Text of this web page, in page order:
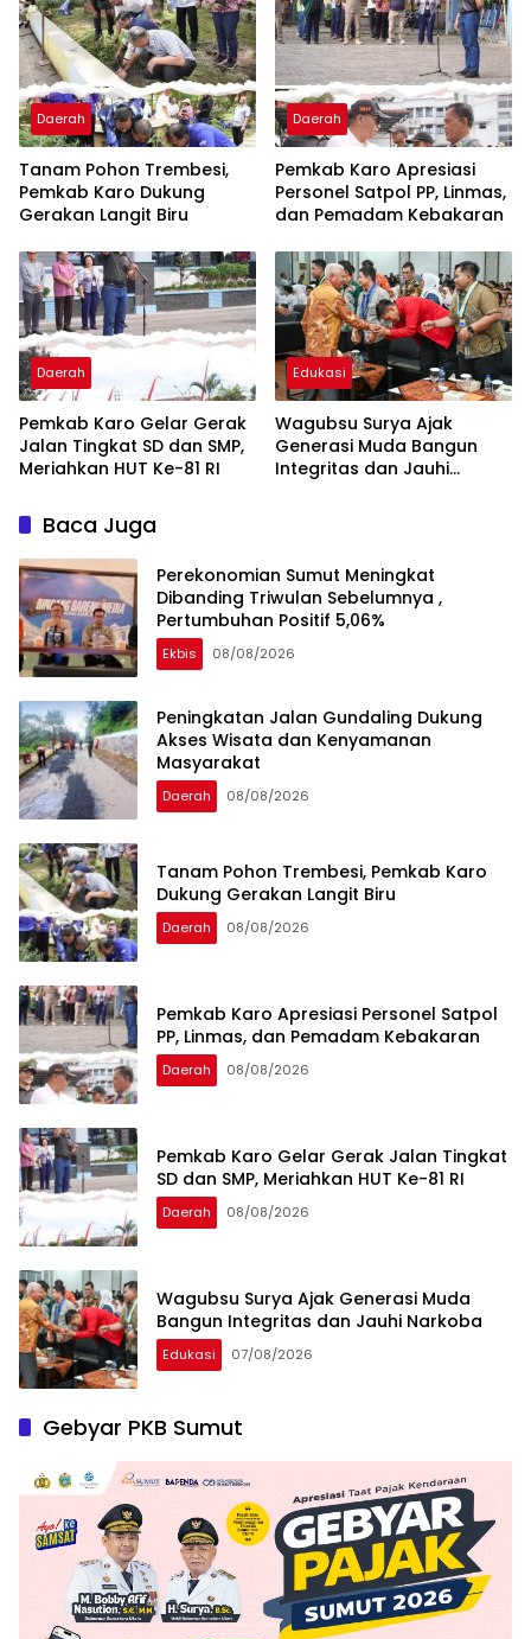
Daerah
Tanam Pohon Trembesi,
Pemkab Karo Dukung
Gerakan Langit Biru
Daerah
Pemkab Karo Apresiasi
Personel Satpol PP, Linmas,
dan Pemadam Kebakaran
Daerah
Pemkab Karo Gelar Gerak
Jalan Tingkat SD dan SMP,
Meriahkan HUT Ke-81 RI
Edukasi
Wagubsu Surya Ajak
Generasi Muda Bangun
Integritas dan Jauhi
Baca Juga
Perekonomian Sumut Meningkat
Dibanding Triwulan Sebelumnya ,
Pertumbuhan Positif 5,06%
Ekbis 08/08/2026
Peningkatan Jalan Gundaling Dukung
Akses Wisata dan Kenyamanan
Masyarakat
Daerah 08/08/2026
Tanam Pohon Trembesi, Pemkab Karo
Dukung Gerakan Langit Biru
Daerah 08/08/2026
Pemkab Karo Apresiasi Personel Satpol
PP, Linmas, dan Pemadam Kebakaran
Daerah 08/08/2026
Pemkab Karo Gelar Gerak Jalan Tingkat
SD dan SMP, Meriahkan HUT Ke-81 RI
Daerah 08/08/2026
Wagubsu Surya Ajak Generasi Muda
Bangun Integritas dan Jauhi Narkoba
Edukasi 07/08/2026
Gebyar PKB Sumut